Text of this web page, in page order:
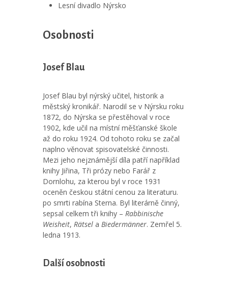
Lesní divadlo Nýrsko
Osobnosti
Josef Blau
Josef Blau byl nýrský učitel, historik a
městský kronikář. Narodil se v Nýrsku roku
1872, do Nýrska se přestěhoval v roce
1902, kde učil na místní měšťanské škole
až do roku 1924. Od tohoto roku se začal
naplno věnovat spisovatelské činnosti.
Mezi jeho nejznámější díla patří například
knihy Jiřina, Tři prózy nebo Farář z
Dornlohu, za kterou byl v roce 1931
oceněn českou státní cenou za literaturu.
po smrti rabína Sterna. Byl literárně činný,
sepsal celkem tři knihy – Rabbinische
Weisheit, Rätsel a Biedermänner. Zemřel 5.
ledna 1913.
Další osobnosti